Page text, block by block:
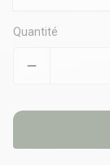
Quantité